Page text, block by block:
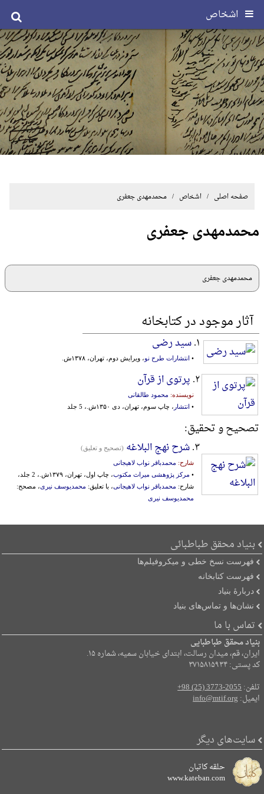
اشخاص
صفحه اصلی / اشخاص / محمدمهدی جعفری
محمدمهدی جعفری
محمدمهدی جعفری
آثار موجود در کتابخانه
۱. سید رضی
• انتشارات طرح نو، ویرایش دوم، تهران، ۱۳۷۸ش.
۲. پرتوی از قرآن
نویسنده: محمود طالقانی
• انتشار ، چاپ سوم، تهران، دی ۱۳۵۰ش.، 5 جلد
تصحیح و تحقیق:
۳. شرح نهج البلاغه (تصحیح و تعلیق)
شارح: محمدباقر نواب لاهیجانی
• مرکز پژوهشی میراث مکتوب
، چاپ اول، تهران، ۱۳۷۹ش.، 2 جلد،
شارح: محمدباقر نواب لاهیجانی، با تعلیق: محمدیوسف نیری، مصحح:
محمدیوسف نیری
بنیاد محقق طباطبائی
فهرست نسخ خطی و میکروفیلم‌ها
فهرست کتابخانه
دربارۀ بنیاد
نشان‌ها و تماس‌های بنیاد
تماس با ما
بنیاد محقق طباطبایی
ایران، قم، میدان رسالت، ابتدای خیابان سمیه، شماره ۱۵.
کد پستی: ۳۷۱۵۸۱۵۹۳۴
تلفن:+98 (25) 3773-2055
ایمیل:info@mtif.org
سایت‌های دیگر
حلقه کاتبان
www.kateban.com